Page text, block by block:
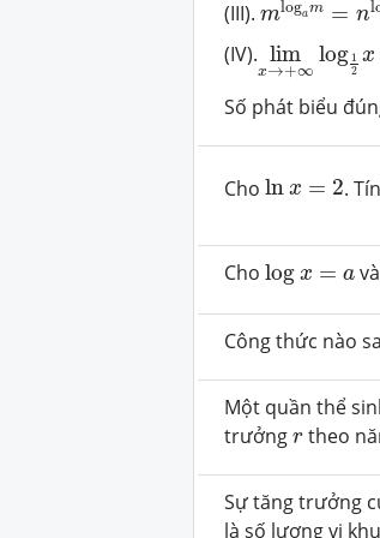
(III).mlogam = n
(IV). lim
x→+∞
log 1
2
x
limx →+∞ log
Số phát biểu
Choln x = 2
ln x=2 .
Cholog x = a
logx=
Công thức nào
Một quần thể
trưởngr
r theo
Sự tăng trưởng
là số lượng vi